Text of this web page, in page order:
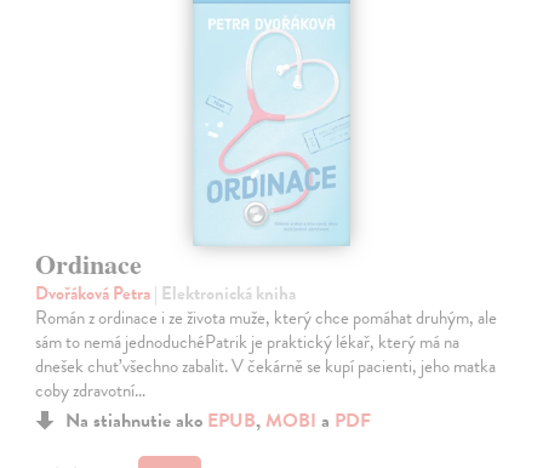
Ordinace
Dvořáková Petra| Elektronická kniha
Román z ordinace i ze života muže, který chce pomáhat druhým, ale
sám to nemá jednoduchéPatrik je praktický lékař, který má na
dnešek chuť všechno zabalit. V čekárně se kupí pacienti, jeho matka
coby zdravotní…
Na stiahnutie ako EPUB, MOBI a PDF